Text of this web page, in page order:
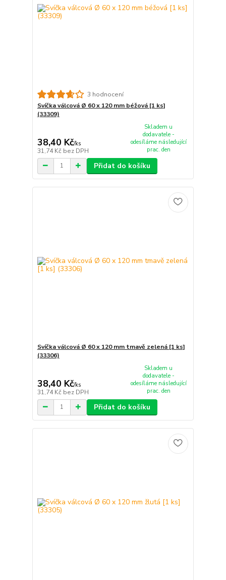
3 hodnocení
Svíčka válcová Ø 60 x 120 mm béžová [1 ks]
(33309)
38,40 Kč/ks
31,74 Kč bez DPH
Skladem u
dodavatele -
odesíláme následující
prac. den
Přidat do košíku
Svíčka válcová Ø 60 x 120 mm tmavě zelená [1 ks]
(33306)
38,40 Kč/ks
31,74 Kč bez DPH
Skladem u
dodavatele -
odesíláme následující
prac. den
Přidat do košíku